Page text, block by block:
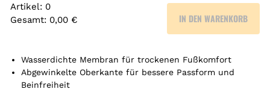
Artikel: 0
Gesamt: 0,00 €
r
t
IN DEN WARENKORB
Wasserdichte Membran für trockenen Fußkomfort
Abgewinkelte Oberkante für bessere Passform und
Beinfreiheit